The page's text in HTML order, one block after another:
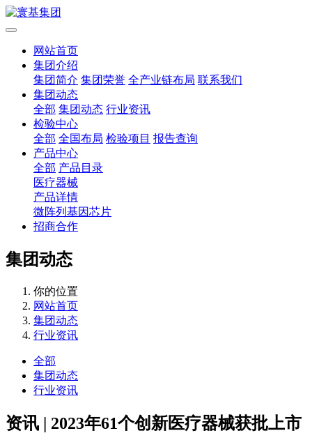
网站首页
集团介绍
集团简介 集团荣誉 全产业链布局 联系我们
集团动态
全部 集团动态 行业资讯
检验中心
全部 全国布局 检验项目 报告查询
产品中心
全部 产品目录
医疗器械
产品详情
微阵列基因芯片
招商合作
集团动态
你的位置
网站首页
集团动态
行业资讯
全部
集团动态
行业资讯
资讯 | 2023年61个创新医疗器械获批上市